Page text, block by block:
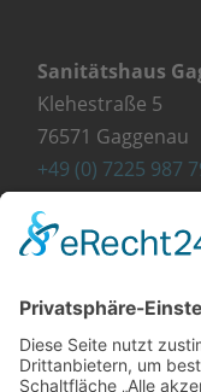
Sanitätshaus
Klehestraße 5
76571 Gaggenau
+49 (0) 7225 987
©